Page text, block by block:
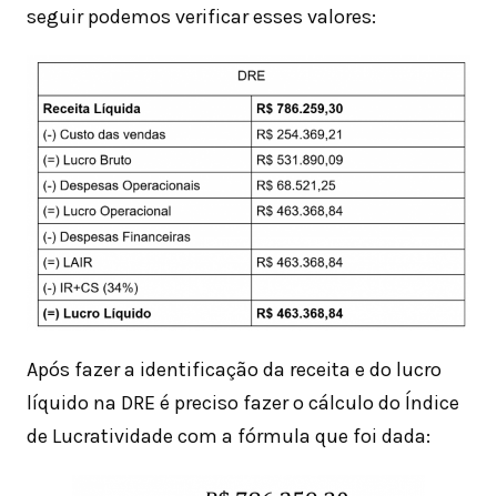
seguir podemos verificar esses valores:
Após fazer a identificação da receita e do lucro
líquido na DRE é preciso fazer o cálculo do Índice
de Lucratividade com a fórmula que foi dada: